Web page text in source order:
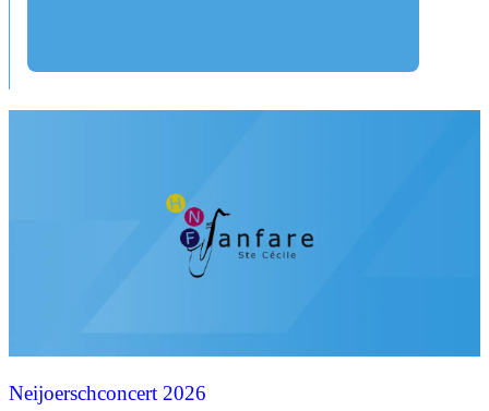
Neijoerschconcert 2026